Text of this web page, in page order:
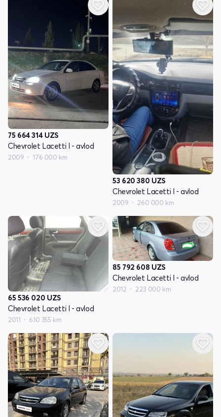
75 664 314 UZS
Chevrolet Lacetti I - avlod
2009 176 000 km
53 620 380 UZS
Chevrolet Lacetti I - avlod
2009 260 000 km
65 536 020 UZS
Chevrolet Lacetti I - avlod
2011 610 355 km
85 792 608 UZS
Chevrolet Lacetti I - avlod
2012 223 000 km